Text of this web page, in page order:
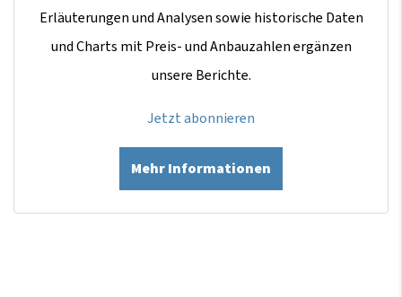
Erläuterungen und Analysen sowie historische Daten
und Charts mit Preis- und Anbauzahlen ergänzen
unsere Berichte.
Jetzt abonnieren
Mehr Informationen